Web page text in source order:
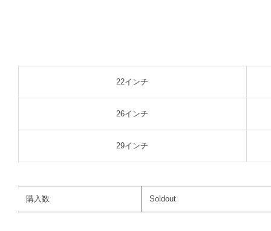
22インチ
26インチ
29インチ
購入数 Soldout